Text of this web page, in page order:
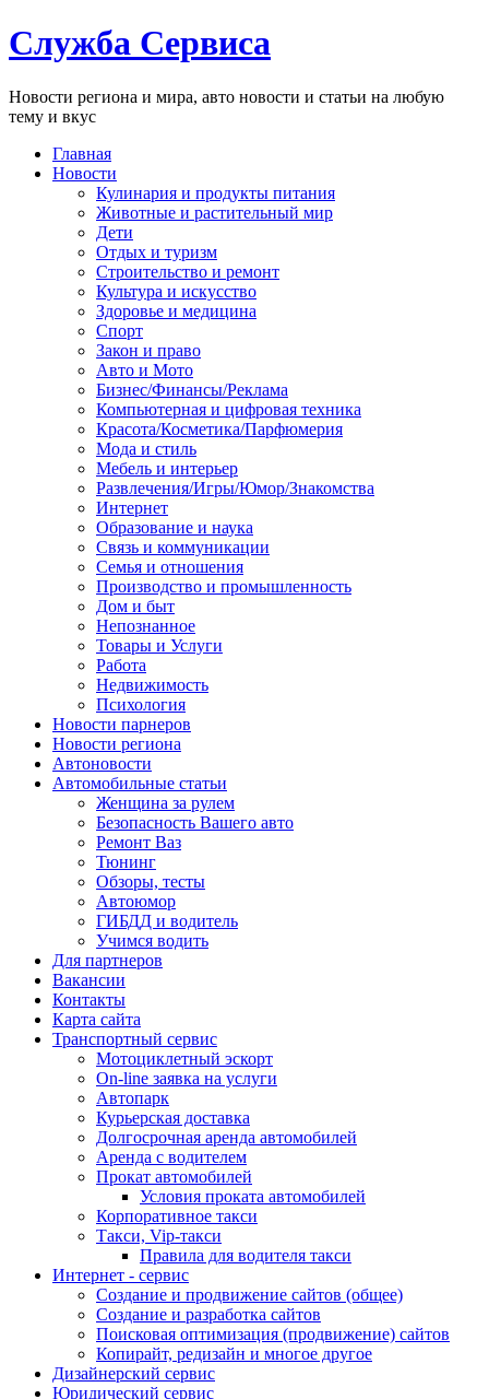
Служба Сервиса
Новости региона и мира, авто новости и статьи на любую
тему и вкус
Главная
Новости
Кулинария и продукты питания
Животные и растительный мир
Дети
Отдых и туризм
Строительство и ремонт
Культура и искусство
Здоровье и медицина
Спорт
Закон и право
Авто и Мото
Бизнес/Финансы/Реклама
Компьютерная и цифровая техника
Красота/Косметика/Парфюмерия
Мода и стиль
Мебель и интерьер
Развлечения/Игры/Юмор/Знакомства
Интернет
Образование и наука
Связь и коммуникации
Семья и отношения
Производство и промышленность
Дом и быт
Непознанное
Товары и Услуги
Работа
Недвижимость
Психология
Новости парнеров
Новости региона
Автоновости
Автомобильные статьи
Женщина за рулем
Безопасность Вашего авто
Ремонт Ваз
Тюнинг
Обзоры, тесты
Автоюмор
ГИБДД и водитель
Учимся водить
Для партнеров
Вакансии
Контакты
Карта сайта
Транспортный сервис
Мотоциклетный эскорт
On-line заявка на услуги
Автопарк
Курьерская доставка
Долгосрочная аренда автомобилей
Аренда с водителем
Прокат автомобилей
Условия проката автомобилей
Корпоративное такси
Такси, Vip-такси
Правила для водителя такси
Интернет - сервис
Создание и продвижение сайтов (общее)
Создание и разработка сайтов
Поисковая оптимизация (продвижение) сайтов
Копирайт, редизайн и многое другое
Дизайнерский сервис
Юридический сервис